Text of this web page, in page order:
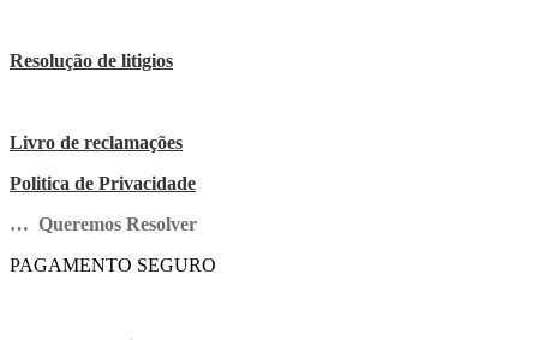
Resolução de litigios
Livro de reclamações
Politica de Privacidade
… Queremos Resolver
PAGAMENTO SEGURO